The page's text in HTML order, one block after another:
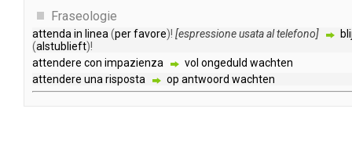
Fraseologie
attenda in linea (perfavore)! [espressioneusataaltelefono]
(alstublieft)!
attendere con impazienza vol ongeduld wachten
attendere una risposta op antwoord wachten